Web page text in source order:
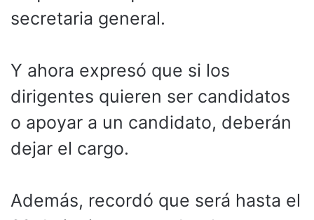
secretaria general.
Y ahora expresó que si los
dirigentes quieren ser candidatos
o apoyar a un candidato, deberán
dejar el cargo.
Además, recordó que será hasta el